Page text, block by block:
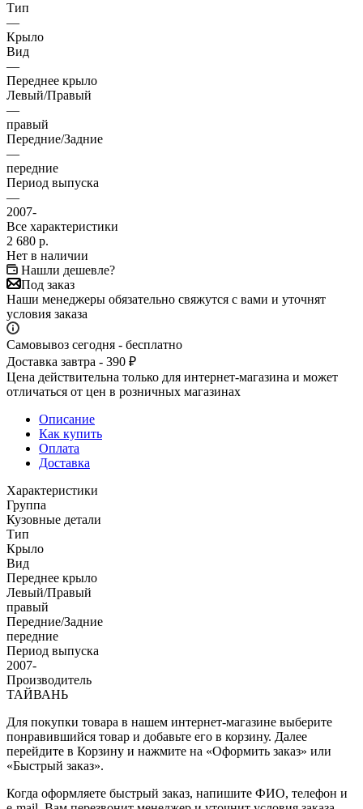
Тип
—
Крыло
Вид
—
Переднее крыло
Левый/Правый
—
правый
Передние/Задние
—
передние
Период выпуска
—
2007-
Все характеристики
2 680 р.
Нет в наличии
Нашли дешевле?
Под заказ
Наши менеджеры обязательно свяжутся с вами и уточнят
условия заказа
Самовывоз сегодня - бесплатно
Доставка завтра - 390 ₽
Цена действительна только для интернет-магазина и может
отличаться от цен в розничных магазинах
Описание
Как купить
Оплата
Доставка
Характеристики
Группа
Кузовные детали
Тип
Крыло
Вид
Переднее крыло
Левый/Правый
правый
Передние/Задние
передние
Период выпуска
2007-
Производитель
ТАЙВАНЬ
Для покупки товара в нашем интернет-магазине выберите
понравившийся товар и добавьте его в корзину. Далее
перейдите в Корзину и нажмите на «Оформить заказ» или
«Быстрый заказ».
Когда оформляете быстрый заказ, напишите ФИО, телефон и